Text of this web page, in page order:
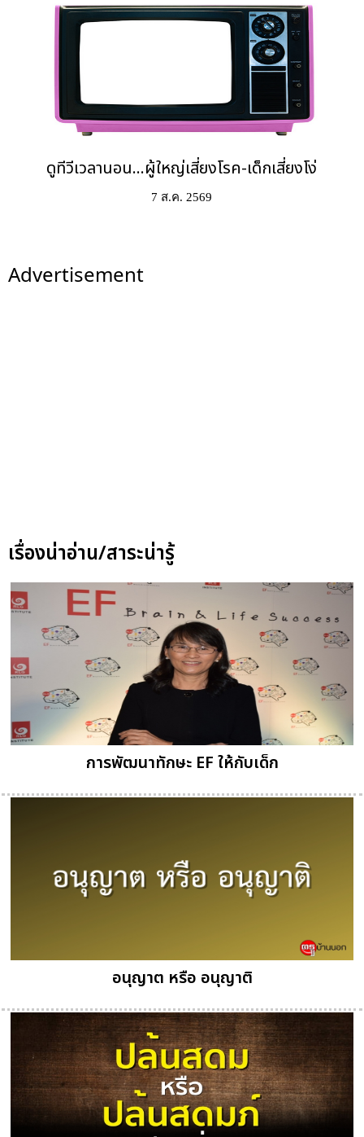
ดูทีวีเวลานอน...ผู้ใหญ่เสี่ยงโรค-เด็กเสี่ยงโง่
7 ส.ค. 2569
Advertisement
เรื่องน่าอ่าน/สาระน่ารู้
การพัฒนาทักษะ EF ให้กับเด็ก
อนุญาต หรือ อนุญาติ